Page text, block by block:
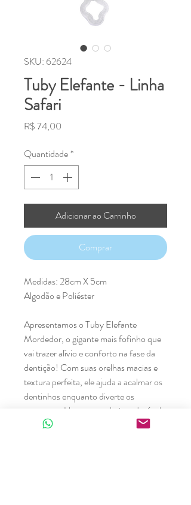
SKU: 62624
Tuby Elefante - Linha
Safari
R$ 74,00
Quantidade*
Adicionar ao Carrinho
Comprar
Medidas: 28cm X 5cm
Algodão e Poliéster
Apresentamos o Tuby Elefante
Mordedor, o gigante mais fofinho que
vai trazer alívio e conforto na fase da
dentição! Com suas orelhas macias e
textura perfeita, ele ajuda a acalmar os
dentinhos enquanto diverte os
pequenos. Um companheiro adorável e
funcional!